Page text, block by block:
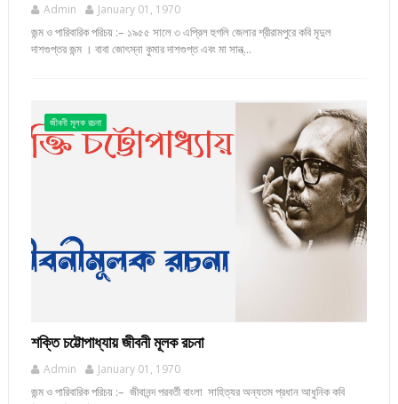
Admin January 01, 1970
জন্ম ও পারিবারিক পরিচয় :– ১৯৫৫ সালে ৩ এপ্রিল হুগলি জেলার শ্রীরামপুরে কবি মৃদুল
দাশগুপ্তর জন্ম । বাবা জোৎস্না কুমার দাশগুপ্ত এবং মা সান্ত্...
জীবনী মূলক রচনা
শক্তি চট্টোপাধ্যায় জীবনী মূলক রচনা
Admin January 01, 1970
জন্ম ও পারিবারিক পরিচয় :– জীবানন্দ পরবর্তী বাংলা সাহিত্যর অন্যতম প্রধান আধুনিক কবি